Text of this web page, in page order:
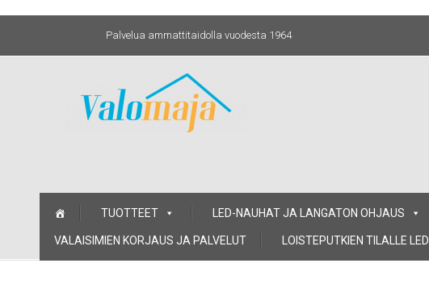
Palvelua ammattitaidolla vuodesta 1964
TUOTTEET LED-NAUHAT JA LANGATON OHJAUS
VALAISIMIEN KORJAUS JA PALVELUT LOISTEPUTKIEN TILALLE LED